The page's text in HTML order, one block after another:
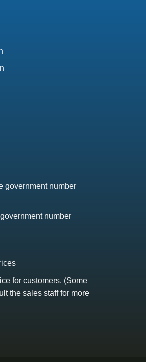
government number
number
for customers. (Some
the sales staff for more